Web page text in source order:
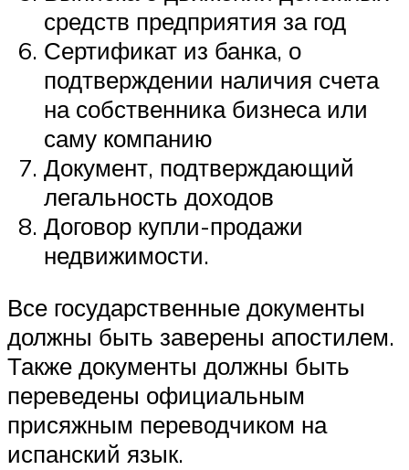
средств предприятия за год
Сертификат из банка, о
подтверждении наличия счета
на собственника бизнеса или
саму компанию
Документ, подтверждающий
легальность доходов
Договор купли-продажи
недвижимости.
Все государственные документы
должны быть заверены апостилем.
Также документы должны быть
переведены официальным
присяжным переводчиком на
испанский язык.